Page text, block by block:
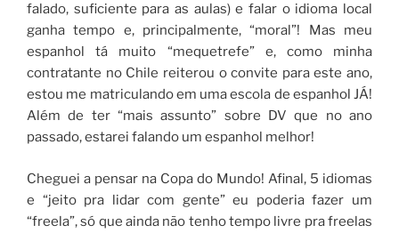
falado, suficiente para as aulas) e falar o idioma local
ganha tempo e, principalmente, “moral”! Mas meu
espanhol tá muito “mequetrefe” e, como minha
contratante no Chile reiterou o convite para este ano,
estou me matriculando em uma escola de espanhol JÁ!
Além de ter “mais assunto” sobre DV que no ano
passado, estarei falando um espanhol melhor!
Cheguei a pensar na Copa do Mundo! Afinal, 5 idiomas
e “jeito pra lidar com gente” eu poderia fazer um
“freela”, só que ainda não tenho tempo livre pra freelas